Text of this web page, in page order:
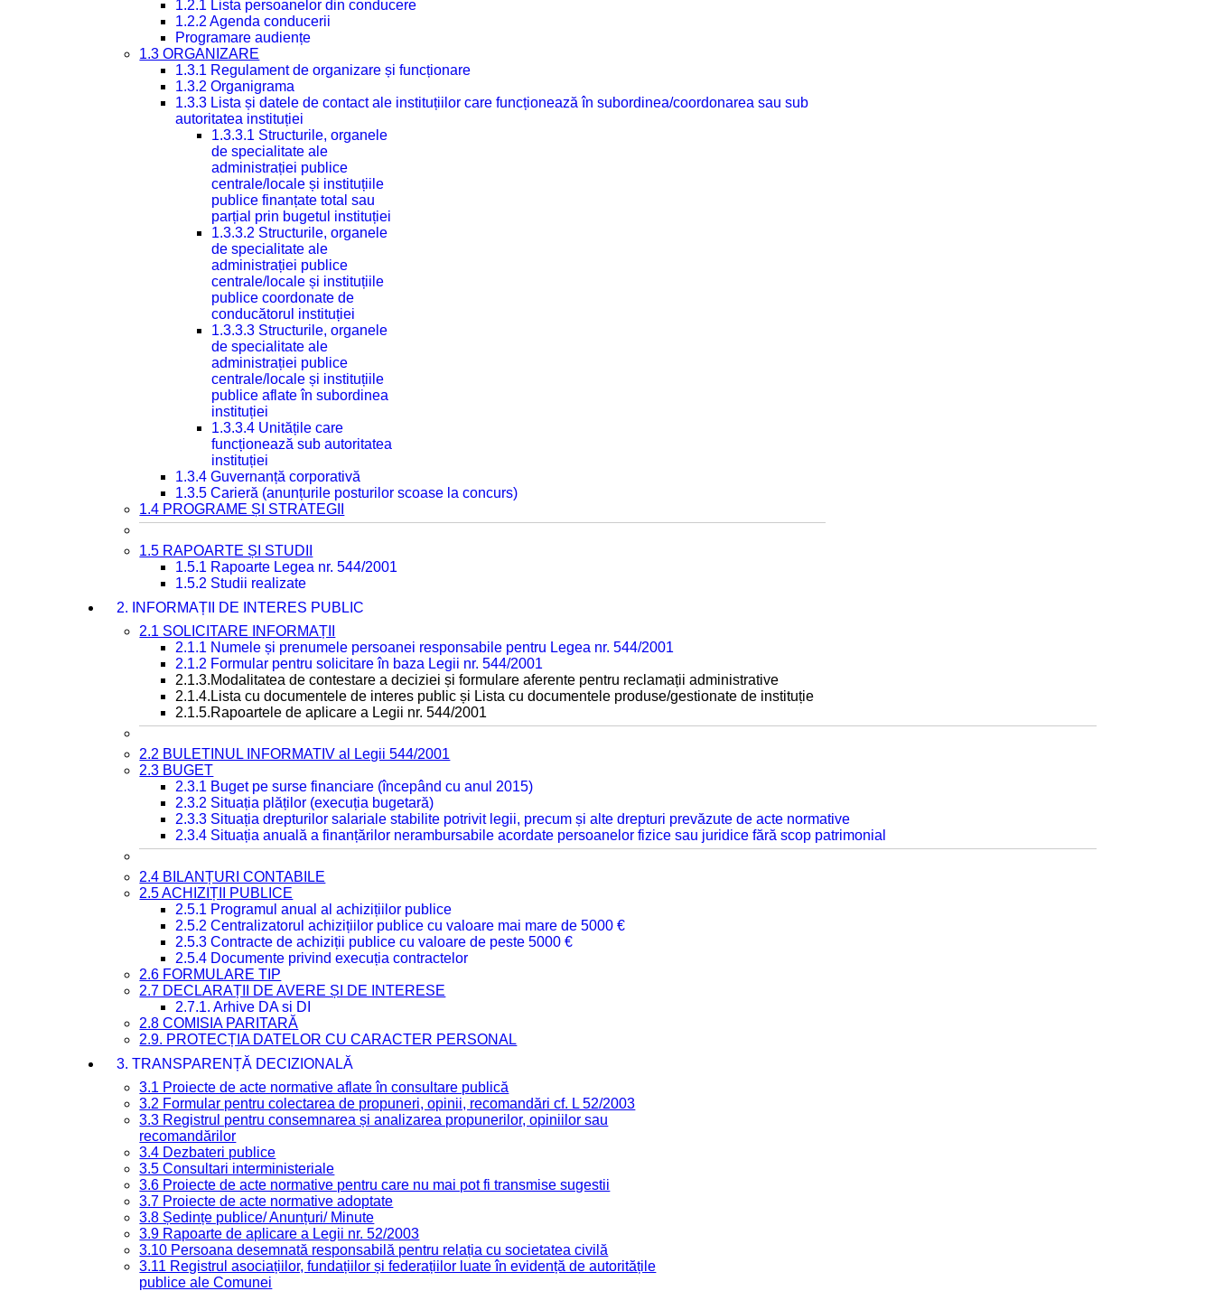
1.2.1 Lista persoanelor din conducere
1.2.2 Agenda conducerii
Programare audiențe
1.3 ORGANIZARE
1.3.1 Regulament de organizare și funcționare
1.3.2 Organigrama
1.3.3 Lista și datele de contact ale instituțiilor care funcționează în subordinea/coordonarea sau sub
autoritatea instituției
1.3.3.1 Structurile, organele
de specialitate ale
administrației publice
centrale/locale și instituțiile
publice finanțate total sau
parțial prin bugetul instituției
1.3.3.2 Structurile, organele
de specialitate ale
administrației publice
centrale/locale și instituțiile
publice coordonate de
conducătorul instituției
1.3.3.3 Structurile, organele
de specialitate ale
administrației publice
centrale/locale și instituțiile
publice aflate în subordinea
instituției
1.3.3.4 Unitățile care
funcționează sub autoritatea
instituției
1.3.4 Guvernanță corporativă
1.3.5 Carieră (anunțurile posturilor scoase la concurs)
1.4 PROGRAME ȘI STRATEGII
1.5 RAPOARTE ȘI STUDII
1.5.1 Rapoarte Legea nr. 544/2001
1.5.2 Studii realizate
2. INFORMAȚII DE INTERES PUBLIC
2.1 SOLICITARE INFORMAȚII
2.1.1 Numele și prenumele persoanei responsabile pentru Legea nr. 544/2001
2.1.2 Formular pentru solicitare în baza Legii nr. 544/2001
2.1.3.Modalitatea de contestare a deciziei și formulare aferente pentru reclamații administrative
2.1.4.Lista cu documentele de interes public și Lista cu documentele produse/gestionate de instituție
2.1.5.Rapoartele de aplicare a Legii nr. 544/2001
2.2 BULETINUL INFORMATIV al Legii 544/2001
2.3 BUGET
2.3.1 Buget pe surse financiare (începând cu anul 2015)
2.3.2 Situația plăților (execuția bugetară)
2.3.3 Situația drepturilor salariale stabilite potrivit legii, precum și alte drepturi prevăzute de acte normative
2.3.4 Situația anuală a finanțărilor nerambursabile acordate persoanelor fizice sau juridice fără scop patrimonial
2.4 BILANȚURI CONTABILE
2.5 ACHIZIȚII PUBLICE
2.5.1 Programul anual al achizițiilor publice
2.5.2 Centralizatorul achizițiilor publice cu valoare mai mare de 5000 €
2.5.3 Contracte de achiziții publice cu valoare de peste 5000 €
2.5.4 Documente privind execuția contractelor
2.6 FORMULARE TIP
2.7 DECLARAȚII DE AVERE ȘI DE INTERESE
2.7.1. Arhive DA si DI
2.8 COMISIA PARITARĂ
2.9. PROTECȚIA DATELOR CU CARACTER PERSONAL
3. TRANSPARENȚĂ DECIZIONALĂ
3.1 Proiecte de acte normative aflate în consultare publică
3.2 Formular pentru colectarea de propuneri, opinii, recomandări cf. L 52/2003
3.3 Registrul pentru consemnarea și analizarea propunerilor, opiniilor sau
recomandărilor
3.4 Dezbateri publice
3.5 Consultari interministeriale
3.6 Proiecte de acte normative pentru care nu mai pot fi transmise sugestii
3.7 Proiecte de acte normative adoptate
3.8 Ședințe publice/ Anunțuri/ Minute
3.9 Rapoarte de aplicare a Legii nr. 52/2003
3.10 Persoana desemnată responsabilă pentru relația cu societatea civilă
3.11 Registrul asociațiilor, fundațiilor și federațiilor luate în evidență de autoritățile
publice ale Comunei